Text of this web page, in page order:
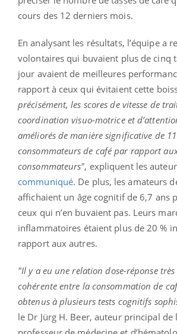
cours des 12 derniers mois.
En analysant les résultats, l’équipe a
volontaires qui buvaient plus de cinq
jour avaient de meilleures
rapport à ceux qui évitaient cette
précisément, les scores de vitesse de
coordination visuo-motrice et
améliorés de manière significative de
consommateurs de café par rapport
consommateurs", expliquent les
communiqué. De plus, les amateurs
affichaient un âge cognitif de 6,7 ans
ceux qui n’en buvaient pas. Leurs
inflammatoires étaient plus de 20 %
rapport aux autres.
"Il y a eu une relation dose-réponse
cohérente entre la consommation de
obtenus à plusieurs tests cognitifs
le Dr Jürg H. Beer, auteur principal de